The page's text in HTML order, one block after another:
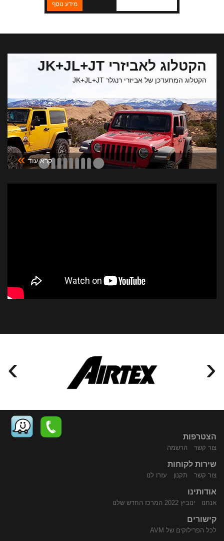
מידע נוסף
הקטלוג לאביזרי JK+JL+JT
הקטלוג המתעדכן של אביזרי רנגלר JK+JL+JT
קרא עוד »
› ‹
הצטרפות
צור קשר הרשמה
שירות לקוחות
צור קשר תקנון עזרו לנו
אודותינו
אנחנו ינוביץ 2022 המרכז החדש שלנו
קישורים
לכל הפרילוקים של AVM